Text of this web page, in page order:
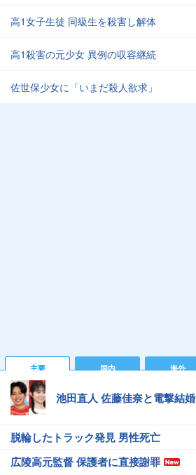
高1女子生徒 同級生を殺害し解体
高1殺害の元少女 異例の収容継続
佐世保少女に「いまだ殺人欲求」
主要 国内 海外
池田直人 佐藤佳奈と電撃結婚
脱輪したトラック発見 男性死亡
広陵高元監督 保護者に直接謝罪